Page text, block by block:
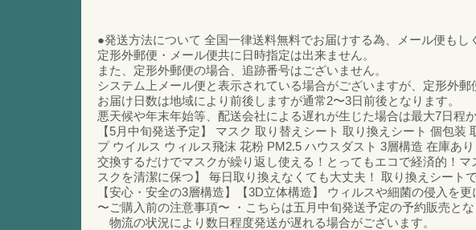
●発送方法について 全国一律送料無料でお届けする為、メール便もし
定形外郵便・メール便共に日時指定は出来ません。
また、定形外郵便の場合、追跡番号はございません。
システム上メール便と表示されている場合がございますが、定形外郵
お届け日数は地域により前後しますが通常2〜3日前後となります。
悪天候や年末年始等、配送会社による遅れが生じた場合は最大7日程
【5月中旬発送予定】 マスク 取り替えシート 取り換えシート 個包
プ ウイルス ウィルス飛沫 花粉 PM2.5 ハウスダスト 3層構造 在庫あ
交換するだけでマスクが繰り返し使える！とってもエコで経済的！
スクを清潔に保つ】 毎日取り換えなくても大丈夫！ 取り換えシート
【安心・安全の3層構造】【3D立体構造】 ウィルスや細菌の侵入を
〜ご購入前の注意事項〜 ・こちらは五月中旬発送予定の予約販売とな
物流の状況により数日程度発送が遅れる場合がございます。